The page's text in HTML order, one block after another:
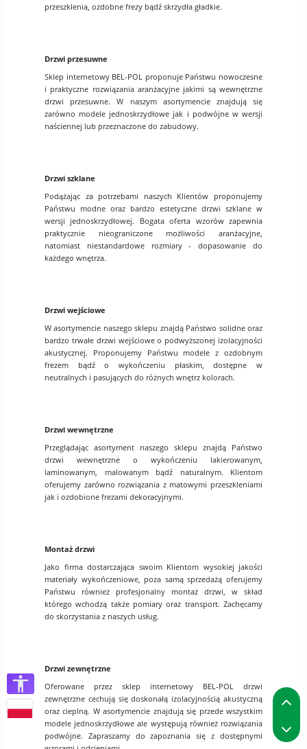
przeszklenia, ozdobne frezy bądź skrzydła gładkie.
Drzwi przesuwne
Sklep internetowy BEL-POL proponuje Państwu nowoczesne
i praktyczne rozwiązania aranżacyjne jakimi są wewnętrzne
drzwi przesuwne. W naszym asortymencie znajdują się
zarówno modele jednoskrzydłowe jak i podwójne w wersji
naściennej lub przeznaczone do zabudowy.
Drzwi szklane
Podążając za potrzebami naszych Klientów proponujemy
Państwu modne oraz bardzo estetyczne drzwi szklane w
wersji jednoskrzydłowej. Bogata oferta wzorów zapewnia
praktycznie nieograniczone możliwości aranżacyjne,
natomiast niestandardowe rozmiary - dopasowanie do
każdego wnętrza.
Drzwi wejściowe
W asortymencie naszego sklepu znajdą Państwo solidne oraz
bardzo trwałe drzwi wejściowe o podwyższonej izolacyjności
akustycznej. Proponujemy Państwu modele z ozdobnym
frezem bądź o wykończeniu płaskim, dostępne w
neutralnych i pasujących do różnych wnętrz kolorach.
Drzwi wewnętrzne
Przeglądając asortyment naszego sklepu znajdą Państwo
drzwi wewnętrzne o wykończeniu lakierowanym,
laminowanym, malowanym bądź naturalnym. Klientom
oferujemy zarówno rozwiązania z matowymi przeszkleniami
jak i ozdobione frezami dekoracyjnymi.
Montaż drzwi
Jako firma dostarczająca swoim Klientom wysokiej jakości
materiały wykończeniowe, poza samą sprzedażą oferujemy
Państwu również profesjonalny montaż drzwi, w skład
którego wchodzą także pomiary oraz transport. Zachęcamy
do skorzystania z naszych usług.
Drzwi zewnętrzne
Oferowane przez sklep internetowy BEL-POL drzwi
zewnętrzne cechują się doskonałą izolacyjnością akustyczną
oraz cieplną. W asortymencie znajdują się przede wszystkim
modele jednoskrzydłowe ale występują również rozwiązania
podwójne. Zapraszamy do zapoznania się z dostępnymi